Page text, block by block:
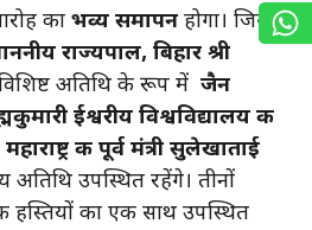
का भव्य समापन होगा। जिसमें
राज्यपाल, बिहार श्री
अतिथि के रूप में जैन
ईश्वरीय विश्वविद्यालय की
की पूर्व मंत्री सुलेखाताई
अतिथि उपस्थित रहेंगे। तीनों
हस्तियों का एक साथ उपस्थित